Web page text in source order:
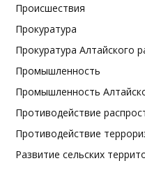
Происшествия
Прокуратура
Прокуратура Алтайского
Промышленность
Промышленность
Противодействие
Противодействие
Развитие сельских